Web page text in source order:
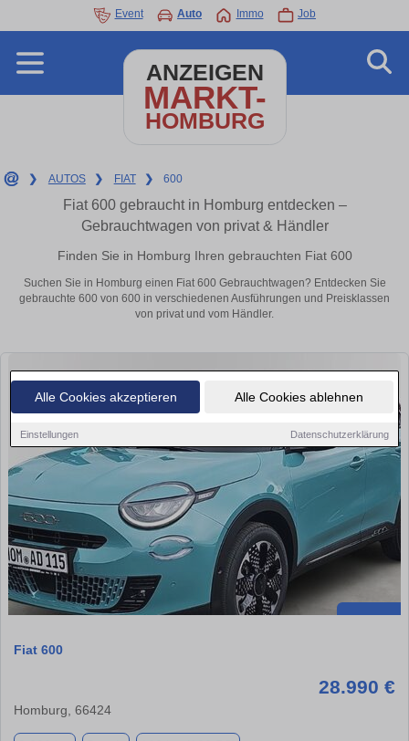
Alle Cookies akzeptieren Alle Cookies ablehnen
Einstellungen Datenschutzerklärung
Event Auto Immo Job
ANZEIGEN
MARKT-
HOMBURG
❯ AUTOS ❯ FIAT ❯ 600
Fiat 600 gebraucht in Homburg entdecken –
Gebrauchtwagen von privat & Händler
Finden Sie in Homburg Ihren gebrauchten Fiat 600
Suchen Sie in Homburg einen Fiat 600 Gebrauchtwagen? Entdecken Sie
gebrauchte 600 von 600 in verschiedenen Ausführungen und Preisklassen
von privat und vom Händler.
Fiat 600
28.990 €
Homburg, 66424